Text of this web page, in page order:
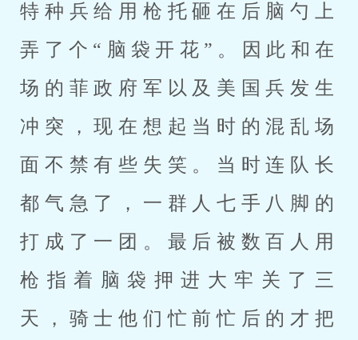
特种兵给用枪托砸在后脑勺上
弄了个“脑袋开花”。因此和在
场的菲政府军以及美国兵发生
冲突，现在想起当时的混乱场
面不禁有些失笑。当时连队长
都气急了，一群人七手八脚的
打成了一团。最后被数百人用
枪指着脑袋押进大牢关了三
天，骑士他们忙前忙后的才把